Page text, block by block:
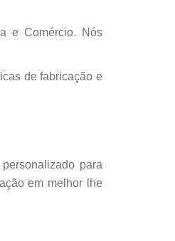
e Comércio. Nós
de fabricação e
para
em melhor lhe